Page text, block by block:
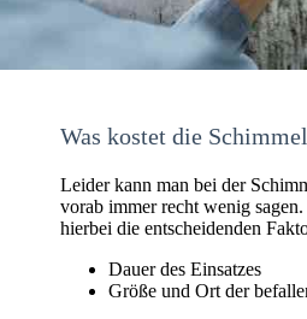
Was kostet die
Leider kann man bei der
vorab immer recht wenig
hierbei die entscheidenden
Dauer des Einsatzes
Größe und Ort der